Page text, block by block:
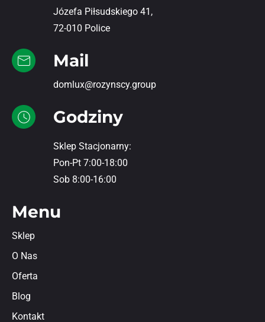
Józefa Piłsudskiego 41,
72-010 Police
Mail
domlux@rozynscy.group
Godziny
Sklep Stacjonarny:
Pon-Pt 7:00-18:00
Sob 8:00-16:00
Menu
Sklep
O Nas
Oferta
Blog
Kontakt